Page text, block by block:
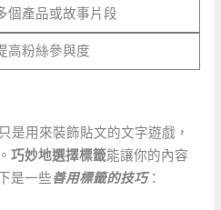
個產品或故事片段
高粉絲參與度
是用來裝飾貼文的文字遊戲，
巧妙地選擇標籤能讓你的內容
是一些善用標籤的技巧：